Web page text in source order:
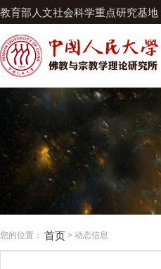
教育部人文社会科学重点研究基地
您的位置： 首页> 动态信息